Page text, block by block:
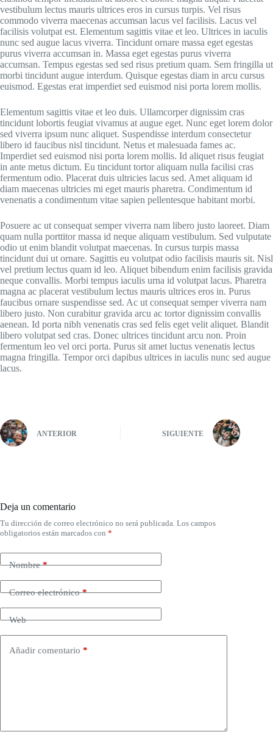
vestibulum lectus mauris ultrices eros in cursus turpis. Vel risus
commodo viverra maecenas accumsan lacus vel facilisis. Lacus vel
facilisis volutpat est. Elementum sagittis vitae et leo. Ultrices in iaculis
nunc sed augue lacus viverra. Tincidunt ornare massa eget egestas
purus viverra accumsan in. Massa eget egestas purus viverra
accumsan. Tempus egestas sed sed risus pretium quam. Sem fringilla ut
morbi tincidunt augue interdum. Quisque egestas diam in arcu cursus
euismod. Egestas erat imperdiet sed euismod nisi porta lorem mollis.
Elementum sagittis vitae et leo duis. Ullamcorper dignissim cras
tincidunt lobortis feugiat vivamus at augue eget. Nunc eget lorem dolor
sed viverra ipsum nunc aliquet. Suspendisse interdum consectetur
libero id faucibus nisl tincidunt. Netus et malesuada fames ac.
Imperdiet sed euismod nisi porta lorem mollis. Id aliquet risus feugiat
in ante metus dictum. Eu tincidunt tortor aliquam nulla facilisi cras
fermentum odio. Placerat duis ultricies lacus sed. Amet aliquam id
diam maecenas ultricies mi eget mauris pharetra. Condimentum id
venenatis a condimentum vitae sapien pellentesque habitant morbi.
Posuere ac ut consequat semper viverra nam libero justo laoreet. Diam
quam nulla porttitor massa id neque aliquam vestibulum. Sed vulputate
odio ut enim blandit volutpat maecenas. In cursus turpis massa
tincidunt dui ut ornare. Sagittis eu volutpat odio facilisis mauris sit. Nisl
vel pretium lectus quam id leo. Aliquet bibendum enim facilisis gravida
neque convallis. Morbi tempus iaculis urna id volutpat lacus. Pharetra
magna ac placerat vestibulum lectus mauris ultrices eros in. Purus
faucibus ornare suspendisse sed. Ac ut consequat semper viverra nam
libero justo. Non curabitur gravida arcu ac tortor dignissim convallis
aenean. Id porta nibh venenatis cras sed felis eget velit aliquet. Blandit
libero volutpat sed cras. Donec ultrices tincidunt arcu non. Proin
fermentum leo vel orci porta. Purus sit amet luctus venenatis lectus
magna fringilla. Tempor orci dapibus ultrices in iaculis nunc sed augue
lacus.
ANTERIOR SIGUIENTE
Deja un comentario
Tu dirección de correo electrónico no será publicada. Los campos
obligatorios están marcados con *
Nombre*
Correo electrónico*
Web
Añadir comentario *